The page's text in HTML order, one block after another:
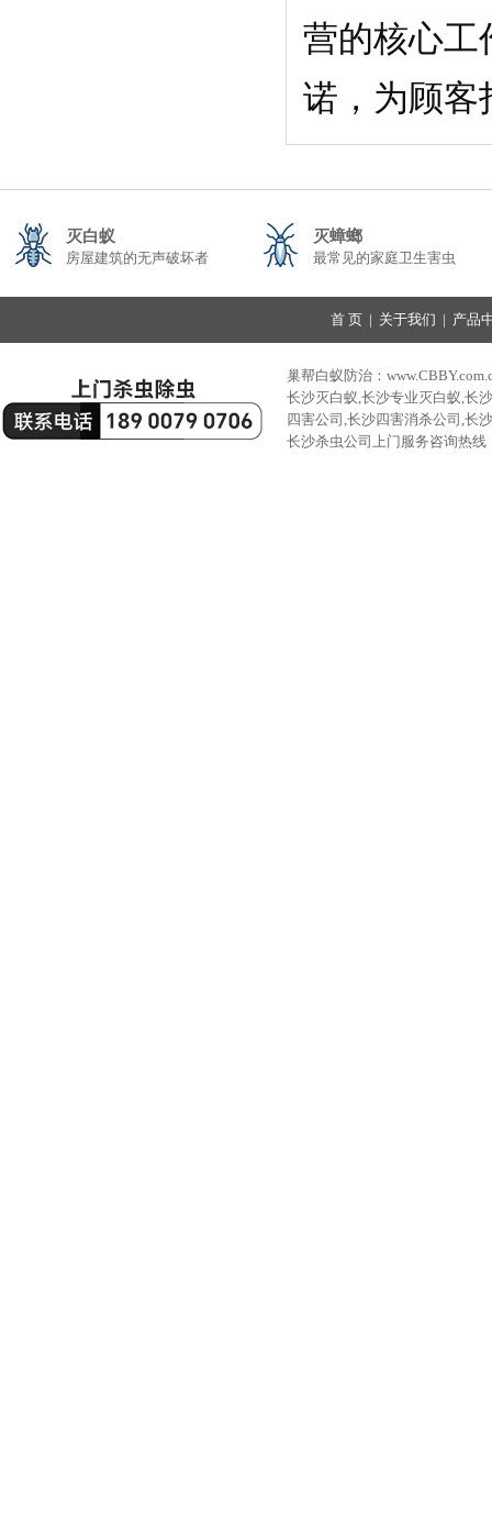
营的核心工
诺，为顾客
灭白蚁
房屋建筑的无声破坏者
灭蟑螂
最常见的家庭卫生害虫
首 页 | 关于我们 | 产品
巢帮白蚁防治：
长沙灭白蚁,长沙专业灭白蚁,长
四害公司,长沙四害消杀公司,长
长沙杀虫公司上门服务咨询热